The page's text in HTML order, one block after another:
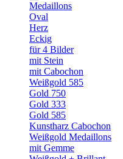
Medaillons
Oval
Herz
Eckig
für 4 Bilder
mit Stein
mit Cabochon
Weißgold 585
Gold 750
Gold 333
Gold 585
Kunstharz Cabochon
Weißgold Medaillons
mit Gemme